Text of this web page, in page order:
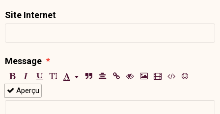
Site Internet
Message
Aperçu